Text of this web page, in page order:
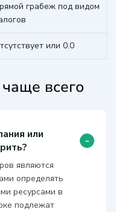
грабеж под видом
или 0.0
всего
или
-
являются
определять
ресурсами в
подлежат